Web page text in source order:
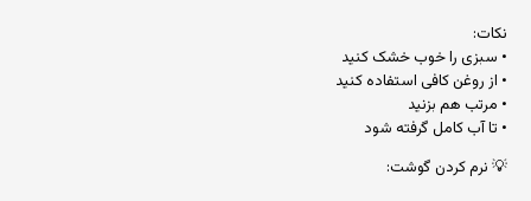
نکات:
• سبزی را خوب خشک کنید
• از روغن کافی استفاده کنید
• مرتب هم بزنید
• تا آب کامل گرفته شود
💡 نرم کردن گوشت: